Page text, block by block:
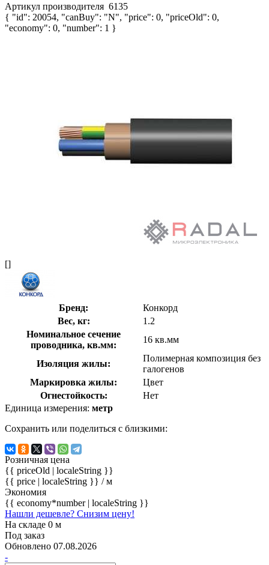
Артикул производителя 6135
{ "id": 20054, "canBuy": "N", "price": 0, "priceOld": 0,
"economy": 0, "number": 1 }
[]
Бренд:
Конкорд
Вес, кг:
1.2
Номинальное сечение
проводника, кв.мм:
16 кв.мм
Изоляция жилы:
Полимерная композиция без
галогенов
Маркировка жилы:
Цвет
Огнестойкость:
Нет
Единица измерения: метр
Сохранить или поделиться с близкими:
Розничная цена
{{ priceOld | localeString }}
{{ price | localeString }} / м
Экономия
{{ economy*number | localeString }}
Нашли дешевле? Снизим цену!
На складе 0 м
Под заказ
Обновлено 07.08.2026
-